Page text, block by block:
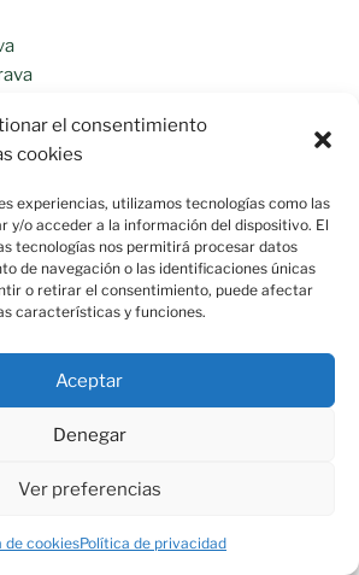
el consentimiento
cookies
experiencias, utilizamos tecnologías como las
y/o acceder a la información del dispositivo. El
tecnologías nos permitirá procesar datos
de navegación o las identificaciones únicas
o retirar el consentimiento, puede afectar
características y funciones.
Aceptar
Denegar
Ver preferencias
de cookiesPolítica de privacidad
de Moral de Calatrava (Ciudad
celebraciones más representativas
Está integrada en laRuta de la
, y destaca por la combinación
patrimonio artístico y tradiciones